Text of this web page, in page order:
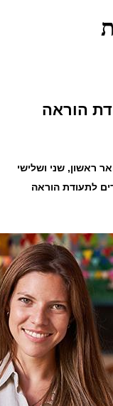
הוראה
ראשון, שני ושלישי
לתעודת הוראה